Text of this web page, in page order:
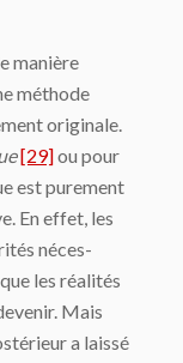
manière
méthode
originale.
[29]ou pour
est purement
En effet, les
néces­
les réalités
Mais
a laissé